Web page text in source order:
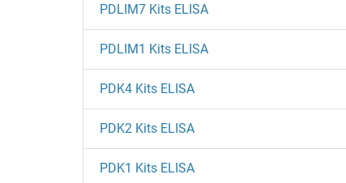
PDLIM7 Kits ELISA
PDLIM1 Kits ELISA
PDK4 Kits ELISA
PDK2 Kits ELISA
PDK1 Kits ELISA